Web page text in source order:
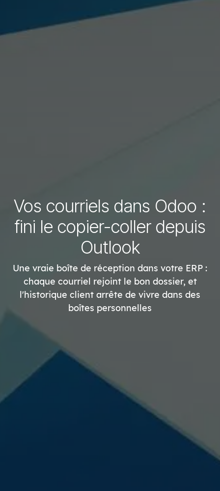
Vos courriels dans Odoo :
fini le copier-coller depuis
Outlook
Une vraie boîte de réception dans votre ERP :
chaque courriel rejoint le bon dossier, et
l'historique client arrête de vivre dans des
boîtes personnelles